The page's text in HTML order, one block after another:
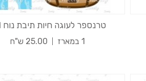
טרנספר לעוגה חיות תיבת נוח 211
1 במארז 25.00 ש"ח